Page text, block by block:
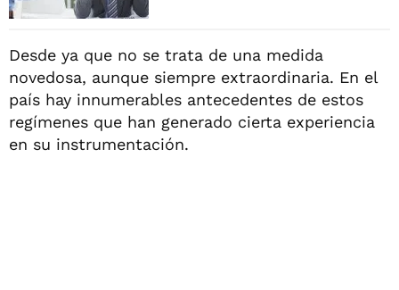
Desde ya que no se trata de una medida
novedosa, aunque siempre extraordinaria. En el
país hay innumerables antecedentes de estos
regímenes que han generado cierta experiencia
en su instrumentación.